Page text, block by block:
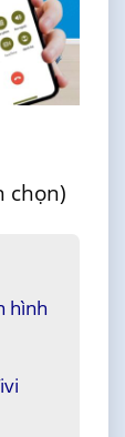
chọn)
hình